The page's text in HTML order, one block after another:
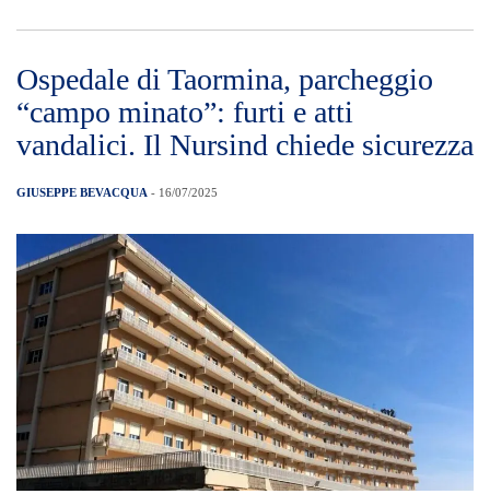
Ospedale di Taormina, parcheggio
“campo minato”: furti e atti
vandalici. Il Nursind chiede sicurezza
GIUSEPPE BEVACQUA - 16/07/2025